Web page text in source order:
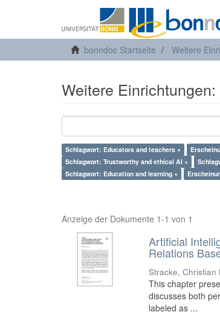
bonndoc Startseite Weitere
Weitere
Schlagwort: Educators and teachers ×
Schlagwort: Trustworthy and ethical AI ×
Schlagwort: Education and learning ×
Anzeige der Dokumente 1-1 von 1
Artificial
Relations
Stracke, Christian
This chapter
discusses both
labeled as ...